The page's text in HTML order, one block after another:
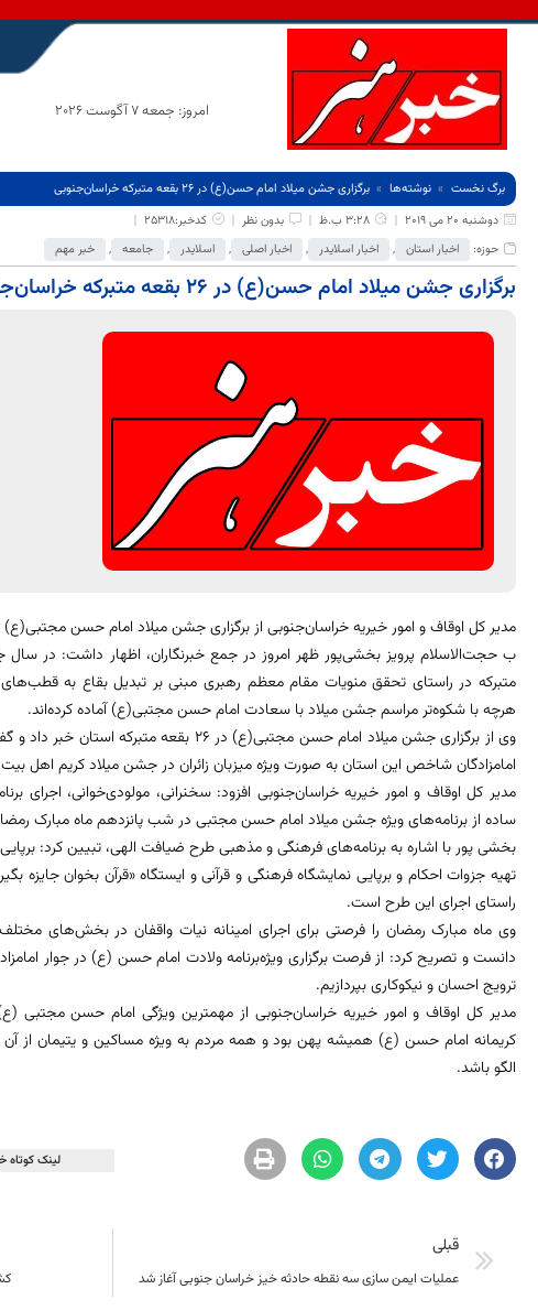
امروز: جمعه 7 آگوست 2026
برگ نخست نوشته‌ها
برگزاری جشن میلاد امام حسن(ع) در 26 بقعه متبرکه خراسان‌جنوبی
دوشنبه 20 می 2019
3:28 ب.ظ بدون نظر
کدخبر:25318
حوزه:
اخبار استان , اخبار اسلایدر , اخبار اصلی , اسلایدر , جامعه , خبر مهم
برگزاری جشن میلاد امام حسن(ع) در 26 بقعه متبرکه خراسان‌جنوبی
مدیر کل اوقاف و امور خیریه خراسان‌جنوبی از برگزاری جشن میلاد امام حسن مجتبی(ع) در 26 بقعه متبرکه استان خبر
ب حجت‌الاسلام پرویز بخشی‌پور ظهر امروز در جمع خبرنگاران، اظهار داشت: در سال
متبرکه در راستای تحقق منویات مقام معظم رهبری مبنی بر تبدیل بقاع به قطب‌های
هرچه با شکوه‌تر مراسم جشن میلاد با سعادت امام حسن مجتبی(ع) آماده کرده‌اند.
وی از برگزاری جشن میلاد امام حسن مجتبی(ع) در
امامزادگان شاخص این استان به صورت ویژه میزبان زائران در جشن میلاد کریم
مدیر کل اوقاف و امور خیریه خراسان‌جنوبی افزود: سخنرانی، مولودی‌خوانی، اجرای
ساده از برنامه‌های ویژه جشن میلاد امام حسن مجتبی در شب پانزدهم ماه مبارک
بخشی پور با اشاره به برنامه‌های فرهنگی و مذهبی طرح ضیافت الهی، تبیین کرد:
تهیه جزوات احکام و برپایی نمایشگاه فرهنگی و قرآنی و ایستگاه «قرآن بخوان جایزه
راستای اجرای این طرح است.
وی ماه مبارک رمضان را فرصتی برای اجرای امینانه نیات واقفان در بخش‌های
دانست و تصریح کرد: از فرصت برگزاری ویژه‌برنامه ولادت امام حسن (ع) در جوار
ترویج احسان و نیکوکاری بپردازیم.
مدیر کل اوقاف و امور خیریه خراسان‌جنوبی از مهمترین ویژگی امام حسن
کریمانه امام حسن (ع) همیشه پهن بود و همه مردم به ویژه مساکین و یتیمان از
الگو باشد.
لینک کوتاه
قبلی
عملیات ایمن سازی سه نقطه حادثه خیز خراسان جنوبی آغاز شد کشف 20